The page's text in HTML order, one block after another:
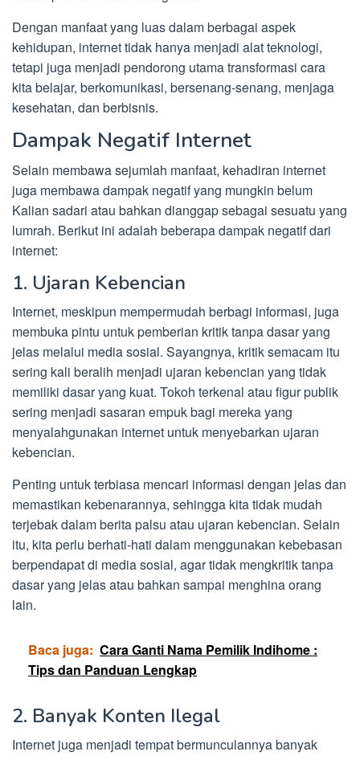
Dengan manfaat yang luas dalam berbagai aspek
kehidupan, internet tidak hanya menjadi alat teknologi,
tetapi juga menjadi pendorong utama transformasi cara
kita belajar, berkomunikasi, bersenang-senang, menjaga
kesehatan, dan berbisnis.
Dampak Negatif Internet
Selain membawa sejumlah manfaat, kehadiran internet
juga membawa dampak negatif yang mungkin belum
Kalian sadari atau bahkan dianggap sebagai sesuatu yang
lumrah. Berikut ini adalah beberapa dampak negatif dari
internet:
1. Ujaran Kebencian
Internet, meskipun mempermudah berbagi informasi, juga
membuka pintu untuk pemberian kritik tanpa dasar yang
jelas melalui media sosial. Sayangnya, kritik semacam itu
sering kali beralih menjadi ujaran kebencian yang tidak
memiliki dasar yang kuat. Tokoh terkenal atau figur publik
sering menjadi sasaran empuk bagi mereka yang
menyalahgunakan internet untuk menyebarkan ujaran
kebencian.
Penting untuk terbiasa mencari informasi dengan jelas dan
memastikan kebenarannya, sehingga kita tidak mudah
terjebak dalam berita palsu atau ujaran kebencian. Selain
itu, kita perlu berhati-hati dalam menggunakan kebebasan
berpendapat di media sosial, agar tidak mengkritik tanpa
dasar yang jelas atau bahkan sampai menghina orang
lain.
Baca juga: Cara Ganti Nama Pemilik Indihome :
Tips dan Panduan Lengkap
2. Banyak Konten Ilegal
Internet juga menjadi tempat bermunculannya banyak